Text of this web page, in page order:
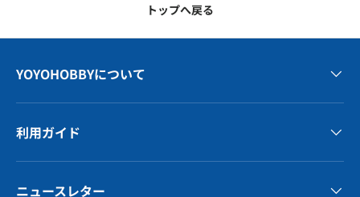
トップへ戻る
YOYOHOBBYについて
利用ガイド
ニュースレター